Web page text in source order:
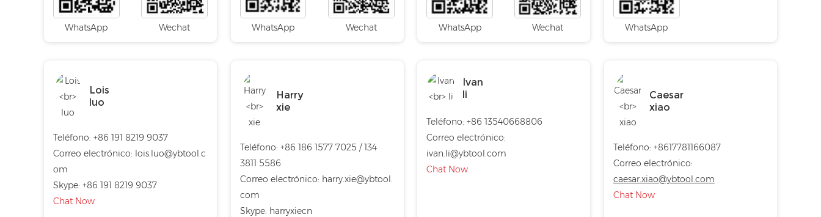
WhatsApp Wechat WhatsApp Wechat WhatsApp Wechat WhatsApp
Lois
luo
Teléfono: +86 191 8219 9037
Correo electrónico: lois.luo@ybtool.c
om
Skype: +86 191 8219 9037
Chat Now
Harry
xie
Teléfono: +86 186 1577 7025 / 134
3811 5586
Correo electrónico: harry.xie@ybtool.
com
Skype: harryxiecn
Ivan
li
Teléfono: +86 13540668806
Correo electrónico:
ivan.li@ybtool.com
Chat Now
Caesar
xiao
Teléfono: +8617781166087
Correo electrónico:
caesar.xiao@ybtool.com
Chat Now